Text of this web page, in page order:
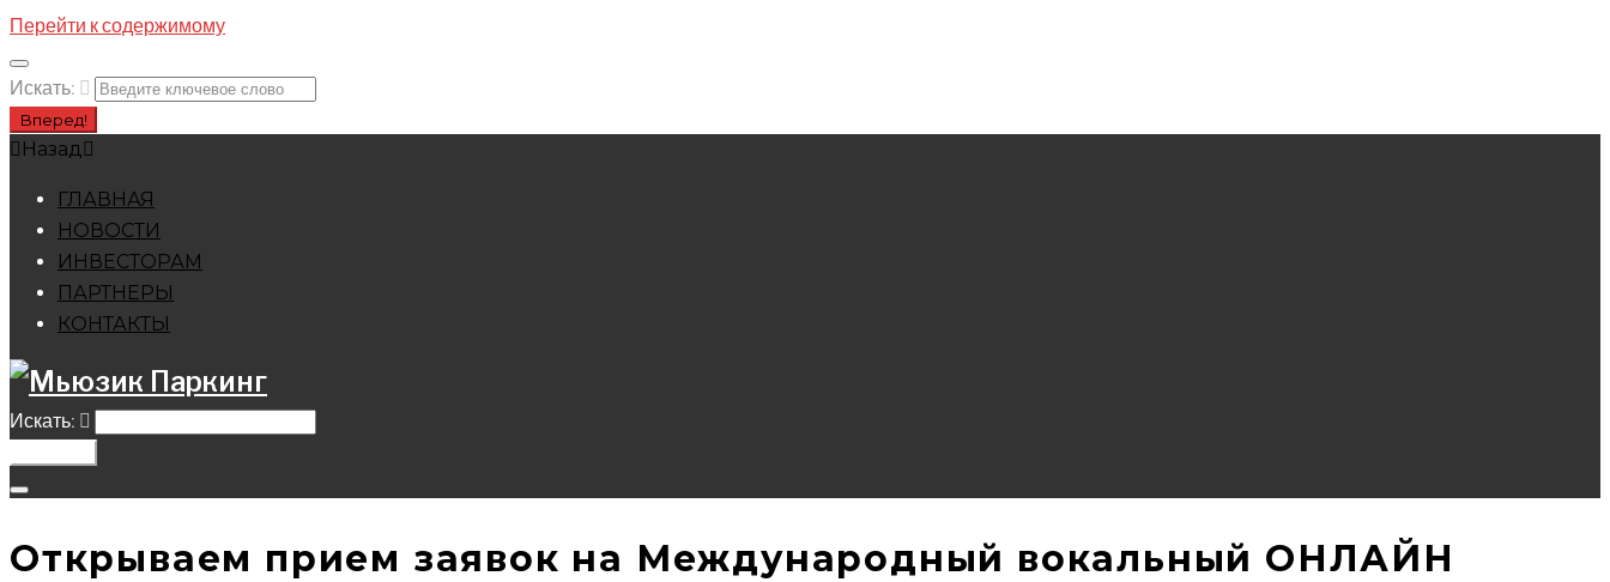
Перейти к содержимому
Искать:
Вперед!
Назад
ГЛАВНАЯ
НОВОСТИ
ИНВЕСТОРАМ
ПАРТНЕРЫ
КОНТАКТЫ
Искать:
Открываем прием заявок на Международный вокальный ОНЛАЙН